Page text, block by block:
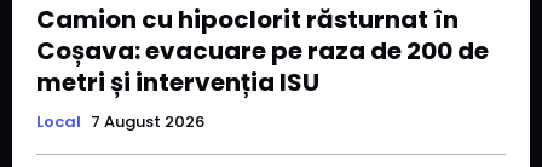
Camion cu hipoclorit răsturnat în
Coșava: evacuare pe raza de 200 de
metri și intervenția ISU
Local 7 August 2026